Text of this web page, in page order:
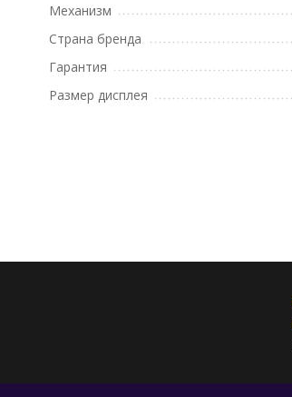
Механизм
Страна бренда
Гарантия
Размер дисплея